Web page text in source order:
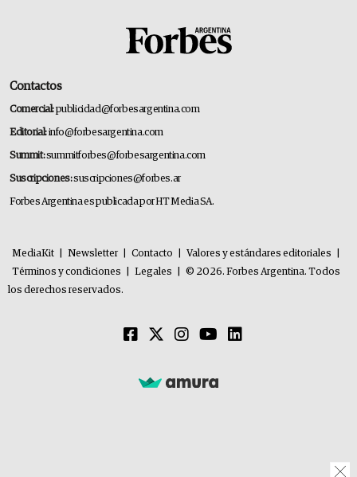
Contactos
Comercial:publicidad@forbesargentina.com
Editorial:info@forbesargentina.com
Summit:summitforbes@forbesargentina.com
Suscripciones:suscripciones@forbes.ar
Forbes Argentina es publicada por HT Media SA.
MediaKit Newsletter Contacto Valores y estándares editoriales
Términos y condiciones
Legales
© 2026. Forbes Argentina. Todos
los derechos reservados.